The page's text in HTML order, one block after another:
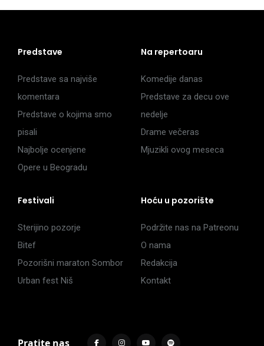
Predstave
Predstave sa najviše
komentara
Predstave o kojima smo
pisali
Najbolje ocenjene
Opere u Beogradu
Na repertoaru
Komedije danas
Predstave za decu ove
nedelje
Drame večeras
Mjuzikli ovog meseca
Festivali
Sterijino pozorje
Bitef
Pozorišni maraton Sombor
Urban fest Niš
Hoću u pozorište
Podržite nas na Patreonu
O nama
Redakcija
Kontakt
Pratite nas